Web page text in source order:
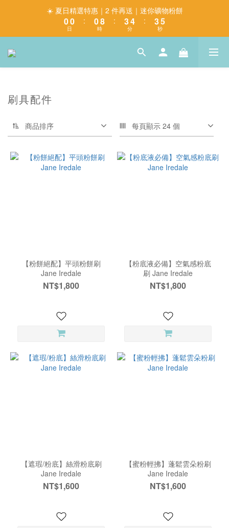
☀️ 夏日精選特惠｜2 件再送｜迷你礦物粉餅
1
0
1
0
日
:
1
0
9
8
7
4
時
:
4
3
2
5
4
3
0
分
:
4
3
2
0
5
4
3
1
0
秒
刷具配件
商品排序 每頁顯示 24 個
【粉餅絕配】平頭粉餅刷
Jane Iredale
NT$1,800
【粉底液必備】空氣感粉底
刷 Jane Iredale
NT$1,800
【遮瑕/粉底】絲滑粉底刷
Jane Iredale
NT$1,600
【蜜粉輕拂】蓬鬆雲朵粉刷
Jane Iredale
NT$1,600